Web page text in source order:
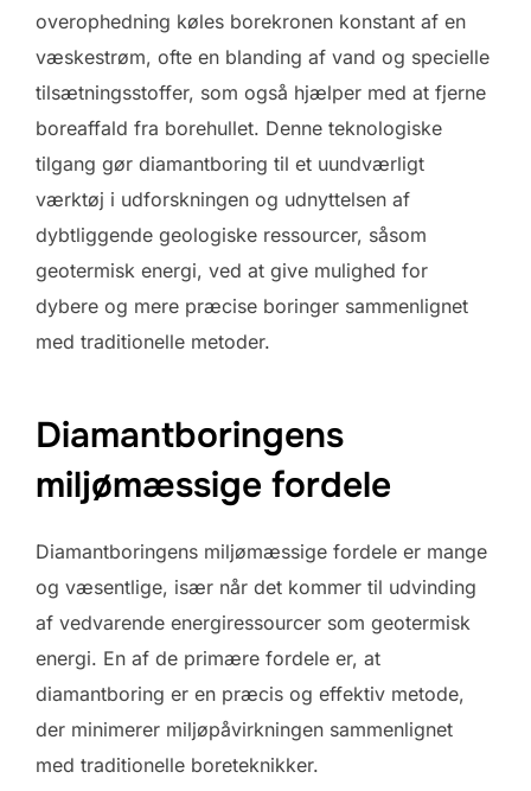
overophedning køles borekronen konstant af en
væskestrøm, ofte en blanding af vand og specielle
tilsætningsstoffer, som også hjælper med at fjerne
boreaffald fra borehullet. Denne teknologiske
tilgang gør diamantboring til et uundværligt
værktøj i udforskningen og udnyttelsen af
dybtliggende geologiske ressourcer, såsom
geotermisk energi, ved at give mulighed for
dybere og mere præcise boringer sammenlignet
med traditionelle metoder.
Diamantboringens
miljømæssige fordele
Diamantboringens miljømæssige fordele er mange
og væsentlige, især når det kommer til udvinding
af vedvarende energiressourcer som geotermisk
energi. En af de primære fordele er, at
diamantboring er en præcis og effektiv metode,
der minimerer miljøpåvirkningen sammenlignet
med traditionelle boreteknikker.